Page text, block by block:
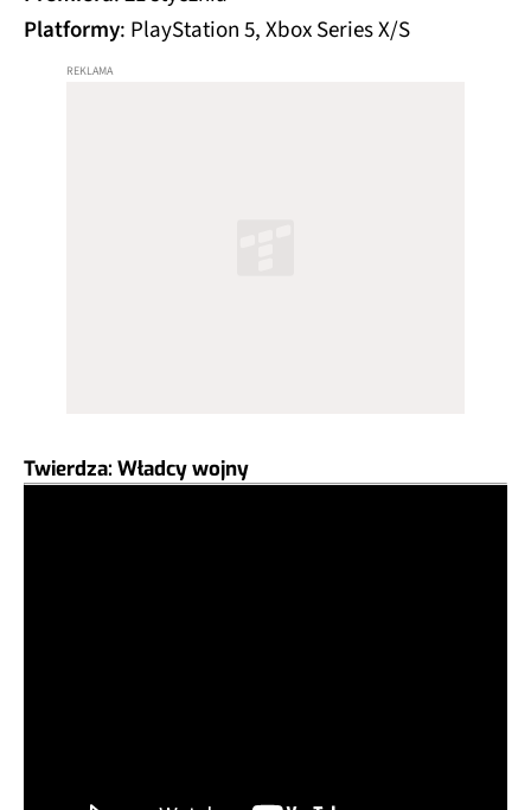
Platformy: PlayStation 5, Xbox Series X/S
Twierdza: Władcy wojny